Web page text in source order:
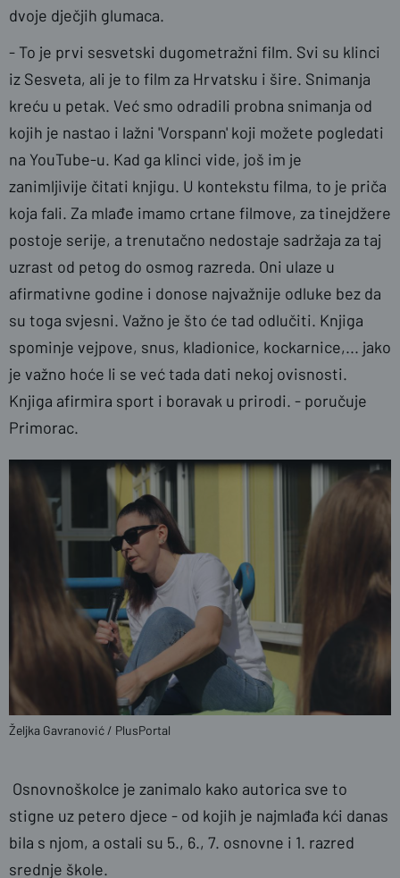
dvoje dječjih glumaca.
- To je prvi sesvetski dugometražni film. Svi su klinci
iz Sesveta, ali je to film za Hrvatsku i šire. Snimanja
kreću u petak. Već smo odradili probna snimanja od
kojih je nastao i lažni 'Vorspann' koji možete pogledati
na YouTube-u. Kad ga klinci vide, još im je
zanimljivije čitati knjigu. U kontekstu filma, to je priča
koja fali. Za mlađe imamo crtane filmove, za tinejdžere
postoje serije, a trenutačno nedostaje sadržaja za taj
uzrast od petog do osmog razreda. Oni ulaze u
afirmativne godine i donose najvažnije odluke bez da
su toga svjesni. Važno je što će tad odlučiti. Knjiga
spominje vejpove, snus, kladionice, kockarnice,... jako
je važno hoće li se već tada dati nekoj ovisnosti.
Knjiga afirmira sport i boravak u prirodi. - poručuje
Primorac.
Željka Gavranović / PlusPortal
Osnovnoškolce je zanimalo kako autorica sve to
stigne uz petero djece - od kojih je najmlađa kći danas
bila s njom, a ostali su 5., 6., 7. osnovne i 1. razred
srednje škole.